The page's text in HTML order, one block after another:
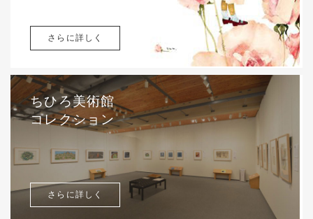
さらに詳しく
ちひろ美術館
コレクション
さらに詳しく